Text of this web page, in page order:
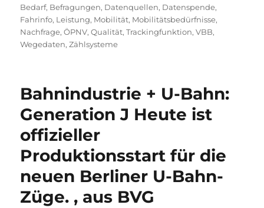
am
Bedarf, Befragungen, Datenquellen, Datenspende,
Fahrinfo, Leistung, Mobilität, Mobilitätsbedürfnisse,
Nachfrage,ÖPNV,Qualität,Trackingfunktion,VBB,
Wegedaten,Zählsysteme
Bahnindustrie + U-Bahn:
Generation J Heute ist
offizieller
Produktionsstart für die
neuen Berliner U-Bahn-
Züge. , aus BVG